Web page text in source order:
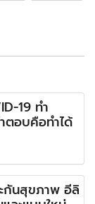
19 ทำ
ตอบคือทำได้
กันสุขภาพ อีลิ